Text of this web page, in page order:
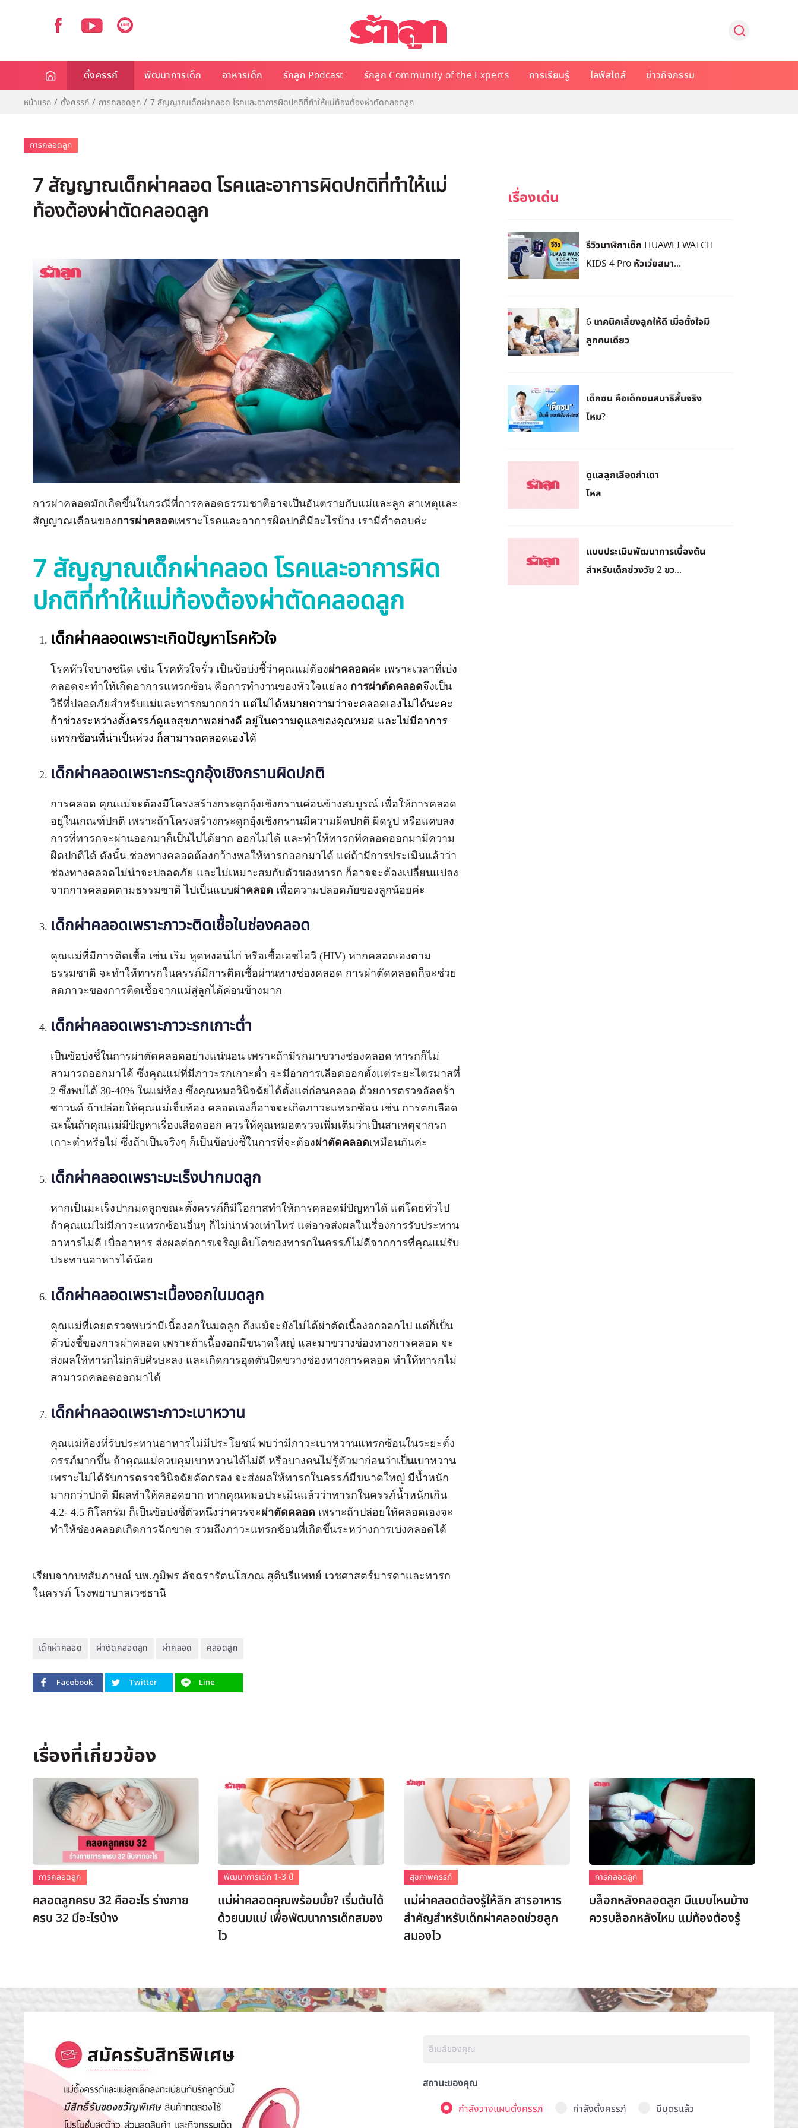
ตั้งครรภ์ พัฒนาการเด็ก อาหารเด็ก รักลูก Podcast รักลูก Community of the Experts การเรียนรู้ ไลฟ์สไตล์ ข่าวกิจกรรม
หน้าแรก ตั้งครรภ์ การคลอดลูก 7 สัญญาณเด็กผ่าคลอด โรคและอาการผิดปกติที่ทำให้แม่ท้องต้องผ่าตัดคลอดลูก
การคลอดลูก
7 สัญญาณเด็กผ่าคลอด โรคและอาการผิดปกติที่ทำให้แม่
ท้องต้องผ่าตัดคลอดลูก
การผ่าคลอดมักเกิดขึ้นในกรณีที่การคลอดธรรมชาติอาจเป็นอันตรายกับแม่และลูก สาเหตุและ
สัญญาณเตือนของการผ่าคลอดเพราะโรคและอาการผิดปกติมีอะไรบ้าง เรามีคำตอบค่ะ
7 สัญญาณเด็กผ่าคลอด โรคและอาการผิด
ปกติที่ทำให้แม่ท้องต้องผ่าตัดคลอดลูก
เด็กผ่าคลอดเพราะเกิดปัญหาโรคหัวใจ
โรคหัวใจบางชนิด เช่น โรคหัวใจรั่ว เป็นข้อบ่งชี้ว่าคุณแม่ต้องผ่าคลอดค่ะ เพราะเวลาที่เบ่ง
คลอดจะทำให้เกิดอาการแทรกซ้อน คือการทำงานของหัวใจแย่ลง การผ่าตัดคลอดจึงเป็น
วิธีที่ปลอดภัยสำหรับแม่และทารกมากกว่า แต่ไม่ได้หมายความว่าจะคลอดเองไม่ได้นะคะ
ถ้าช่วงระหว่างตั้งครรภ์ดูแลสุขภาพอย่างดี อยู่ในความดูแลของคุณหมอ และไม่มีอาการ
แทรกซ้อนที่น่าเป็นห่วง ก็สามารถคลอดเองได้
เด็กผ่าคลอดเพราะกระดูกอุ้งเชิงกรานผิดปกติ
การคลอด คุณแม่จะต้องมีโครงสร้างกระดูกอุ้งเชิงกรานค่อนข้างสมบูรณ์ เพื่อให้การคลอด
อยู่ในเกณฑ์ปกติ เพราะถ้าโครงสร้างกระดูกอุ้งเชิงกรานมีความผิดปกติ ผิดรูป หรือแคบลง
การที่ทารกจะผ่านออกมาก็เป็นไปได้ยาก ออกไม่ได้ และทำให้ทารกที่คลอดออกมามีความ
ผิดปกติได้ ดังนั้น ช่องทางคลอดต้องกว้างพอให้ทารกออกมาได้ แต่ถ้ามีการประเมินแล้วว่า
ช่องทางคลอดไม่น่าจะปลอดภัย และไม่เหมาะสมกับตัวของทารก ก็อาจจะต้องเปลี่ยนแปลง
จากการคลอดตามธรรมชาติ ไปเป็นแบบผ่าคลอด เพื่อความปลอดภัยของลูกน้อยค่ะ
เด็กผ่าคลอดเพราะภาวะติดเชื้อในช่องคลอด
คุณแม่ที่มีการติดเชื้อ เช่น เริม หูดหงอนไก่ หรือเชื้อเอชไอวี (HIV) หากคลอดเองตาม
ธรรมชาติ จะทำให้ทารกในครรภ์มีการติดเชื้อผ่านทางช่องคลอด การผ่าตัดคลอดก็จะช่วย
ลดภาวะของการติดเชื้อจากแม่สู่ลูกได้ค่อนข้างมาก
เด็กผ่าคลอดเพราะภาวะรกเกาะต่ำ
เป็นข้อบ่งชี้ในการผ่าตัดคลอดอย่างแน่นอน เพราะถ้ามีรกมาขวางช่องคลอด ทารกก็ไม่
สามารถออกมาได้ ซึ่งคุณแม่ที่มีภาวะรกเกาะต่ำ จะมีอาการเลือดออกตั้งแต่ระยะไตรมาสที่
2 ซึ่งพบได้ 30-40% ในแม่ท้อง ซึ่งคุณหมอวินิจฉัยได้ตั้งแต่ก่อนคลอด ด้วยการตรวจอัลตร้า
ซาวนด์ ถ้าปล่อยให้คุณแม่เจ็บท้อง คลอดเองก็อาจจะเกิดภาวะแทรกซ้อน เช่น การตกเลือด
ฉะนั้นถ้าคุณแม่มีปัญหาเรื่องเลือดออก ควรให้คุณหมอตรวจเพิ่มเติมว่าเป็นสาเหตุจากรก
เกาะต่ำหรือไม่ ซึ่งถ้าเป็นจริงๆ ก็เป็นข้อบ่งชี้ในการที่จะต้องผ่าตัดคลอดเหมือนกันค่ะ
เด็กผ่าคลอดเพราะมะเร็งปากมดลูก
หากเป็นมะเร็งปากมดลูกขณะตั้งครรภ์ก็มีโอกาสทำให้การคลอดมีปัญหาได้ แต่โดยทั่วไป
ถ้าคุณแม่ไม่มีภาวะแทรกซ้อนอื่นๆ ก็ไม่น่าห่วงเท่าไหร่ แต่อาจส่งผลในเรื่องการรับประทาน
อาหารไม่ดี เบื่ออาหาร ส่งผลต่อการเจริญเติบโตของทารกในครรภ์ไม่ดีจากการที่คุณแม่รับ
ประทานอาหารได้น้อย
เด็กผ่าคลอดเพราะเนื้องอกในมดลูก
คุณแม่ที่เคยตรวจพบว่ามีเนื้องอกในมดลูก ถึงแม้จะยังไม่ได้ผ่าตัดเนื้องอกออกไป แต่ก็เป็น
ตัวบ่งชี้ของการผ่าคลอด เพราะถ้าเนื้องอกมีขนาดใหญ่ และมาขวางช่องทางการคลอด จะ
ส่งผลให้ทารกไม่กลับศีรษะลง และเกิดการอุดตันปิดขวางช่องทางการคลอด ทำให้ทารกไม่
สามารถคลอดออกมาได้
เด็กผ่าคลอดเพราะภาวะเบาหวาน
คุณแม่ท้องที่รับประทานอาหารไม่มีประโยชน์ พบว่ามีภาวะเบาหวานแทรกซ้อนในระยะตั้ง
ครรภ์มากขึ้น ถ้าคุณแม่ควบคุมเบาหวานได้ไม่ดี หรือบางคนไม่รู้ตัวมาก่อนว่าเป็นเบาหวาน
เพราะไม่ได้รับการตรวจวินิจฉัยคัดกรอง จะส่งผลให้ทารกในครรภ์มีขนาดใหญ่ มีน้ำหนัก
มากกว่าปกติ มีผลทำให้คลอดยาก หากคุณหมอประเมินแล้วว่าทารกในครรภ์น้ำหนักเกิน
4.2- 4.5 กิโลกรัม ก็เป็นข้อบ่งชี้ตัวหนึ่งว่าควรจะผ่าตัดคลอด เพราะถ้าปล่อยให้คลอดเองจะ
ทำให้ช่องคลอดเกิดการฉีกขาด รวมถึงภาวะแทรกซ้อนที่เกิดขึ้นระหว่างการเบ่งคลอดได้
เรียบจากบทสัมภาษณ์ นพ.ภูมิพร อัจฉรารัตนโสภณ สูตินรีแพทย์ เวชศาสตร์มารดาและทารก
ในครรภ์ โรงพยาบาลเวชธานี
เด็กผ่าคลอด ผ่าตัดคลอดลูก ผ่าคลอด คลอดลูก
Facebook Twitter Line
รีวิวนาฬิกาเด็ก HUAWEI WATCH
KIDS 4 Pro หัวเว่ยสมา...
6 เทคนิคเลี้ยงลูกให้ดี เมื่อตั้งใจมี
ลูกคนเดียว
เด็กซน คือเด็กซนสมาธิสั้นจริง
ไหม?
ดูแลลูกเลือดกำเดา
ไหล
แบบประเมินพัฒนาการเบื้องต้น
สำหรับเด็กช่วงวัย 2 ขว...
การคลอดลูก
คลอดลูกครบ 32 คืออะไร ร่างกาย
ครบ 32 มีอะไรบ้าง
พัฒนาการเด็ก 1-3 ปี
แม่ผ่าคลอดคุณพร้อมมั้ย? เริ่มต้นได้
ด้วยนมแม่ เพื่อพัฒนาการเด็กสมอง
ไว
สุขภาพครรภ์
แม่ผ่าคลอดต้องรู้ให้ลึก สารอาหาร
สำคัญสำหรับเด็กผ่าคลอดช่วยลูก
สมองไว
การคลอดลูก
บล็อกหลังคลอดลูก มีแบบไหนบ้าง
ควรบล็อกหลังไหม แม่ท้องต้องรู้
สถานะของคุณ
กำลังวางแผนตั้งครรภ์
กำลังตั้งครรภ์ มีบุตรแล้ว